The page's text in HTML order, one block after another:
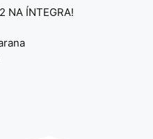
NA ÍNTEGRA!